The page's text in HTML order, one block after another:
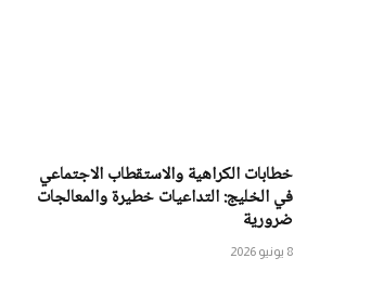
خطابات الكراهية والاستقطاب الاجتماعي
في الخليج: التداعيات خطيرة والمعالجات
ضرورية
8 يونيو 2026